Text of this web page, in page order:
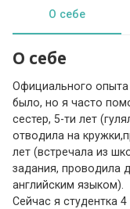
О себе
О себе
Официального опыта
было, но я часто
сестер, 5-ти лет
отводила на
лет (встречала из
задания, проводила
английским языком).
Сейчас я студентка